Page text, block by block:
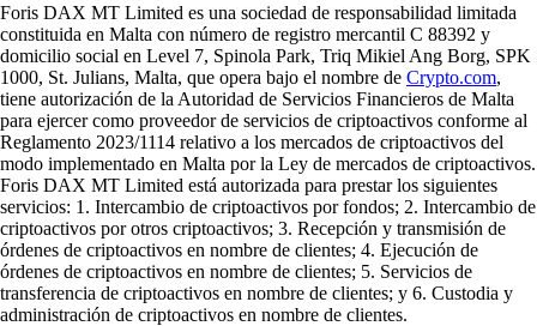
Foris DAX MT Limited es una sociedad de responsabilidad limitada
constituida en Malta con número de registro mercantil C 88392 y
domicilio social en Level 7, Spinola Park, Triq Mikiel Ang Borg, SPK
1000, St. Julians, Malta, que opera bajo el nombre de Crypto.com,
tiene autorización de la Autoridad de Servicios Financieros de Malta
para ejercer como proveedor de servicios de criptoactivos conforme al
Reglamento 2023/1114 relativo a los mercados de criptoactivos del
modo implementado en Malta por la Ley de mercados de criptoactivos.
Foris DAX MT Limited está autorizada para prestar los siguientes
servicios: 1. Intercambio de criptoactivos por fondos; 2. Intercambio de
criptoactivos por otros criptoactivos; 3. Recepción y transmisión de
órdenes de criptoactivos en nombre de clientes; 4. Ejecución de
órdenes de criptoactivos en nombre de clientes; 5. Servicios de
transferencia de criptoactivos en nombre de clientes; y 6. Custodia y
administración de criptoactivos en nombre de clientes.